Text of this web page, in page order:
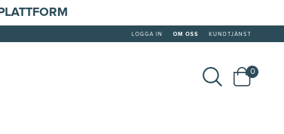
LOGGA IN OM OSS KUNDTJÄNST
0